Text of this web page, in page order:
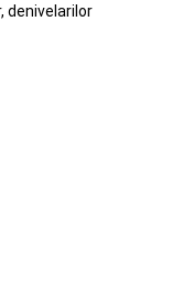
denivelarilor